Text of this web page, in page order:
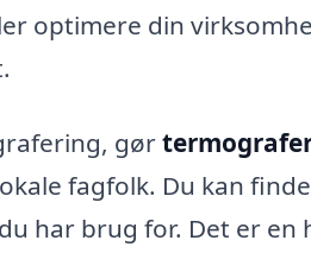
optimere din
gør
fagfolk. Du kan
har brug for. Det er